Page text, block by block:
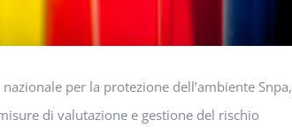
per la protezione dell’ambiente Snpa,
di valutazione e gestione del rischio